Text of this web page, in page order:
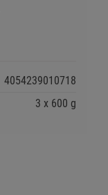
4054239010718
3 x 600 g